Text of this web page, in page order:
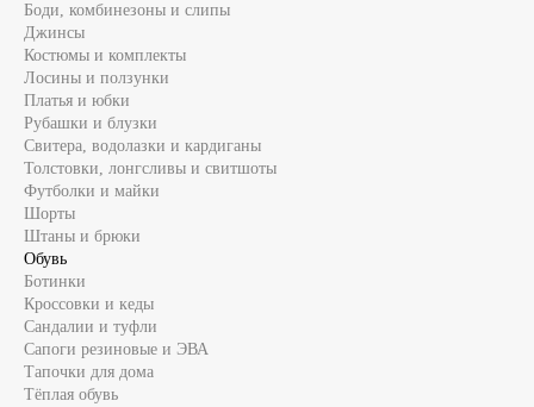
Боди, комбинезоны и слипы
Джинсы
Костюмы и комплекты
Лосины и ползунки
Платья и юбки
Рубашки и блузки
Свитера, водолазки и кардиганы
Толстовки, лонгсливы и свитшоты
Футболки и майки
Шорты
Штаны и брюки
Обувь
Ботинки
Кроссовки и кеды
Сандалии и туфли
Сапоги резиновые и ЭВА
Тапочки для дома
Тёплая обувь